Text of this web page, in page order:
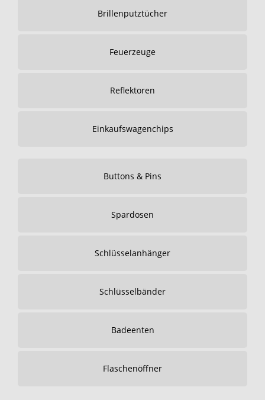
Brillenputztücher
Feuerzeuge
Reflektoren
Einkaufswagenchips
Buttons & Pins
Spardosen
Schlüsselanhänger
Schlüsselbänder
Badeenten
Flaschenöffner